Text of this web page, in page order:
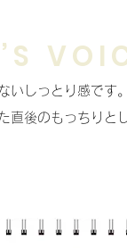
いしっとり感です。
直後のもっちりと